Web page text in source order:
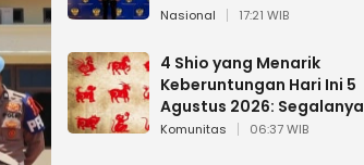
Dilantik Jadi Wamenhan RI
Nasional 17:21 WIB
4 Shio yang Menarik
Keberuntungan Hari Ini 5
Agustus 2026: Segalanya
Berjalan Lancar
Komunitas 06:37 WIB